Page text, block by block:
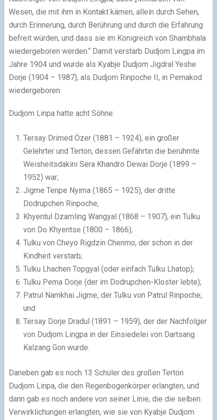
Wesen, die mit ihm in Kontakt kämen, allein durch Sehen,
durch Erinnerung, durch Berührung und durch die Erfahrung
befreit würden, und dass sie im Königreich von Shambhala
wiedergeboren werden.“ Damit verstarb Dudjom Lingpa im
Jahre 1904 und wurde als Kyabje Dudjom Jigdral Yeshe
Dorje (1904 – 1987), als Dudjom Rinpoche II, in Pemakod
wiedergeboren.
Dudjom Linpa hatte acht Söhne:
Tersay Drimed Özer (1881 – 1924), ein großer
Gelehrter und Terton, dessen Gefährtin die berühmte
Weisheitsdakini Sera Khandro Dewai Dorje (1899 –
1952) war;
Jigme Tenpe Nyima (1865 – 1925), der dritte
Dodrupchen Rinpoche;
Khyentul Dzamling Wangyal (1868 – 1907), ein Tulku
von Do Khyentse (1800 – 1866);
Tulku von Cheyo Rigdzin Chenmo, der schon in der
Kindheit verstarb;
Tulku Lhachen Topgyal (oder einfach Tulku Lhatop);
Tulku Pema Dorje (der im Dodrupchen-Kloster lebte);
Patrul Namkhai Jigme, der Tulku von Patrul Rinpoche;
und
Tersay Dorje Dradul (1891 – 1959), der der Nachfolger
von Dudjom Lingpa in der Einsiedelei von Dartsang
Kalzang Gon wurde.
Daneben gab es noch 13 Schüler des großen Tertön
Dudjom Linpa, die den Regenbogenkörper erlangten, und
dann gab es noch andere von seiner Linie, die die selben
Verwirklichungen erlangten, wie sie von Kyabje Dudjom